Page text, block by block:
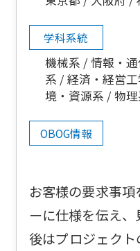
学科系統
機械系 情報・
系
経済・経営
境・資源系
物
OBOG情報
お客様の要求事
ーに仕様を伝え
後はプロジェク